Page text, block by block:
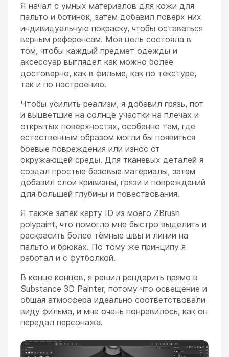
Я начал с умных материалов для кожи для
пальто и ботинок, затем добавил поверх них
индивидуальную покраску, чтобы оставаться
верным референсам. Моя цель состояла в
том, чтобы каждый предмет одежды и
аксессуар выглядел как можно более
достоверно, как в фильме, как по текстуре,
так и по настроению.
Чтобы усилить реализм, я добавил грязь, пот
и выцветшие на солнце участки на плечах и
открытых поверхностях, особенно там, где
естественным образом могли бы появиться
боевые повреждения или износ от
окружающей среды. Для тканевых деталей я
создал простые базовые материалы, затем
добавил слои кривизны, грязи и повреждений
для большей глубины и повествования.
Я также запек карту ID из моего ZBrush
polypaint, что помогло мне быстро выделить и
раскрасить более тёмные швы и линии на
пальто и брюках. По тому же принципу я
работал и с футболкой.
В конце концов, я решил рендерить прямо в
Substance 3D Painter, потому что освещение и
общая атмосфера идеально соответствовали
виду фильма, и мне очень понравилось, как он
передал персонажа.